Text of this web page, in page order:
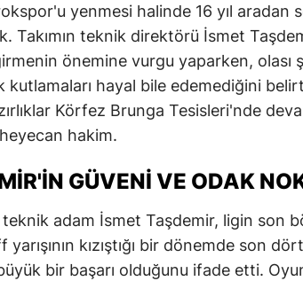
yenmesi halinde 16 yıl aradan
Takımın teknik direktörü İsmet
önemine vurgu yaparken, olası
kutlamaları hayal bile edemediğini
Körfez Brunga Tesisleri'nde
hakim.
GÜVENI VE ODAK
adam İsmet Taşdemir, ligin son
kızıştığı bir dönemde son
bir başarı olduğunu ifade etti.